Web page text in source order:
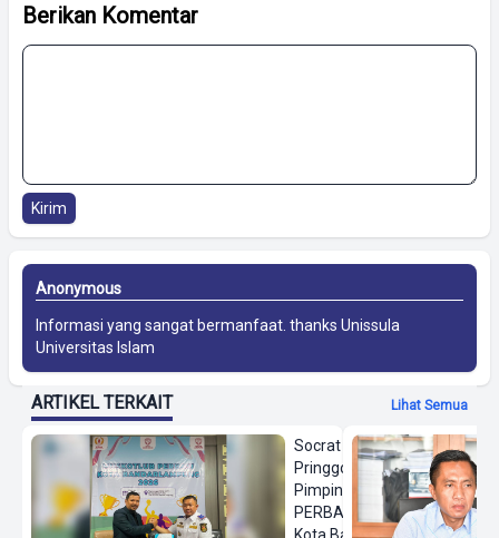
Berikan Komentar
Kirim
Anonymous
Informasi yang sangat bermanfaat. thanks Unissula
Universitas Islam
ARTIKEL TERKAIT Lihat Semua
Socrat
Pringgodanu
Pimpin
PERBASI
Kota Bandar